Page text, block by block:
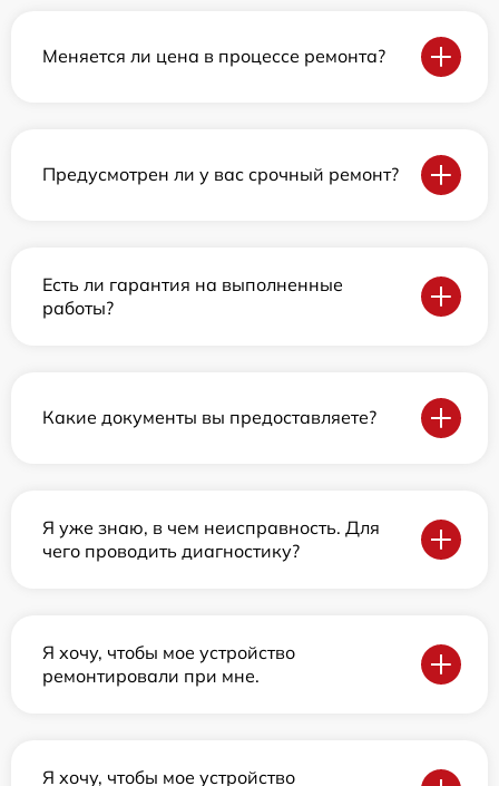
Меняется ли цена в процессе ремонта?
Предусмотрен ли у вас срочный ремонт?
Есть ли гарантия на выполненные
работы?
Какие документы вы предоставляете?
Я уже знаю, в чем неисправность. Для
чего проводить диагностику?
Я хочу, чтобы мое устройство
ремонтировали при мне.
Я хочу, чтобы мое устройство